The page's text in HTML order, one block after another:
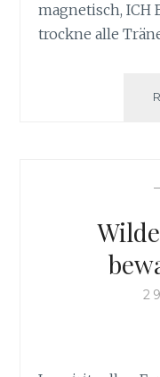
magnetisch, ICH
trockne alle